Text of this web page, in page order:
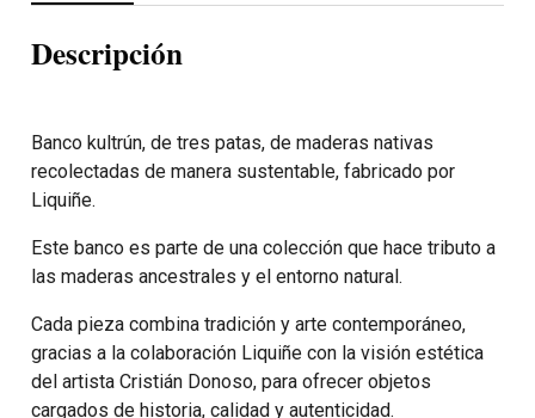
Descripción
Banco kultrún, de tres patas, de maderas nativas
recolectadas de manera sustentable, fabricado por
Liquiñe.
Este banco es parte de una colección que hace tributo a
las maderas ancestrales y el entorno natural.
Cada pieza combina tradición y arte contemporáneo,
gracias a la colaboración Liquiñe con la visión estética
del artista Cristián Donoso, para ofrecer objetos
cargados de historia, calidad y autenticidad.